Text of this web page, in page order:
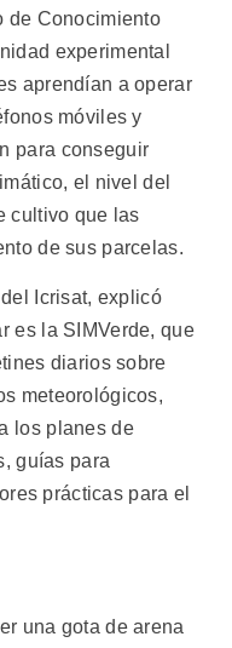
de Conocimiento
experimental
aprendían a operar
móviles y
para conseguir
el nivel del
cultivo que las
de sus parcelas.
Icrisat, explicó
es la SIMVerde, que
diarios sobre
meteorológicos,
los planes de
guías para
prácticas para el
una gota de arena